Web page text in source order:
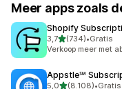
Meer apps zoals
Shopify
3,7van 5 sterren
(734)
734 recensies in
•Gratis
Verkoop meer met
Appstle℠
5,0van 5 sterren
(8.108)•